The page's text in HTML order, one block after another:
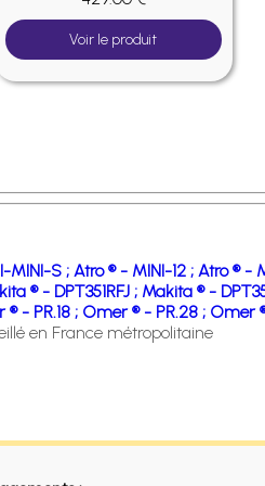
Voir le produit
MINI-S ; Atro ® - MINI-12 ; Atro ® -
® - DPT351RFJ ; Makita ® -
- PR.18 ; Omer ® - PR.28 ; Omer
en France métropolitaine